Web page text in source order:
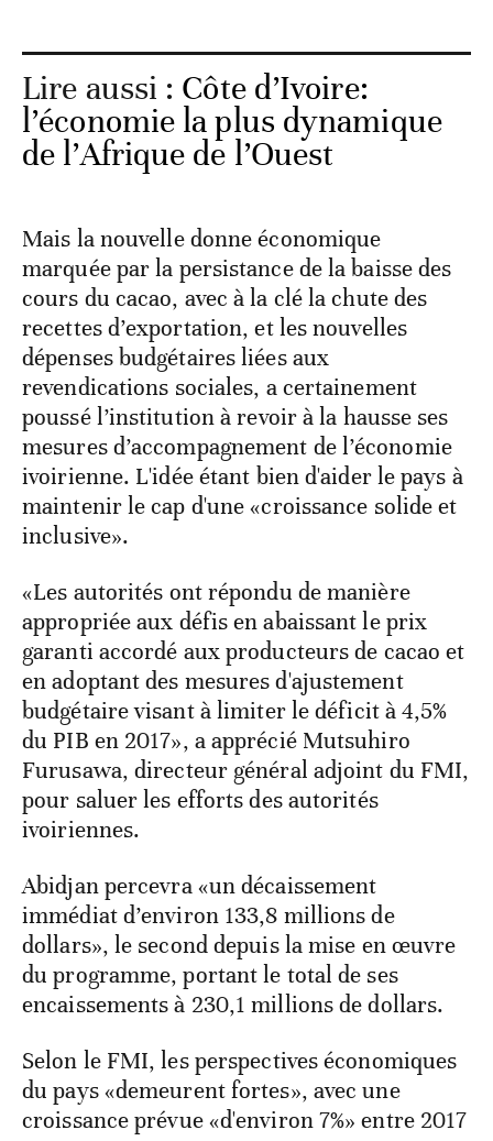
Lire aussi : Côte d’Ivoire:
l’économie la plus dynamique
de l’Afrique de l’Ouest
Mais la nouvelle donne économique
marquée par la persistance de la baisse des
cours du cacao, avec à la clé la chute des
recettes d’exportation, et les nouvelles
dépenses budgétaires liées aux
revendications sociales, a certainement
poussé l’institution à revoir à la hausse ses
mesures d’accompagnement de l’économie
ivoirienne. L'idée étant bien d'aider le pays à
maintenir le cap d'une «croissance solide et
inclusive».
«Les autorités ont répondu de manière
appropriée aux défis en abaissant le prix
garanti accordé aux producteurs de cacao et
en adoptant des mesures d'ajustement
budgétaire visant à limiter le déficit à 4,5%
du PIB en 2017», a apprécié Mutsuhiro
Furusawa, directeur général adjoint du FMI,
pour saluer les efforts des autorités
ivoiriennes.
Abidjan percevra «un décaissement
immédiat d’environ 133,8 millions de
dollars», le second depuis la mise en œuvre
du programme, portant le total de ses
encaissements à 230,1 millions de dollars.
Selon le FMI, les perspectives économiques
du pays «demeurent fortes», avec une
croissance prévue «d'environ 7%» entre 2017